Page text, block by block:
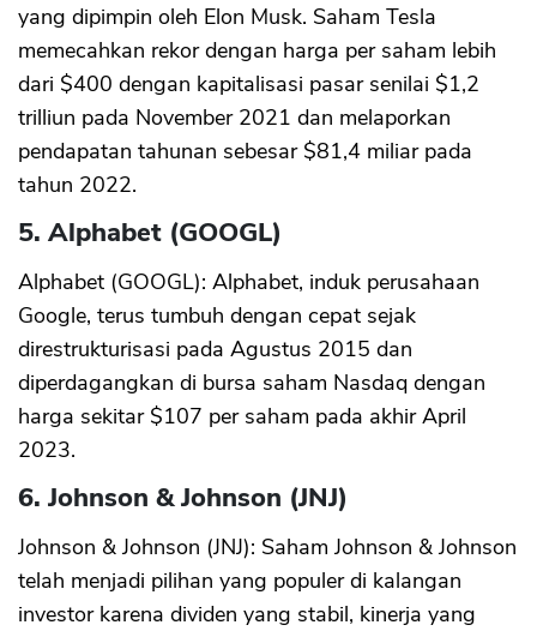
yang dipimpin oleh Elon Musk. Saham Tesla
memecahkan rekor dengan harga per saham lebih
dari $400 dengan kapitalisasi pasar senilai $1,2
trilliun pada November 2021 dan melaporkan
pendapatan tahunan sebesar $81,4 miliar pada
tahun 2022.
5. Alphabet (GOOGL)
Alphabet (GOOGL): Alphabet, induk perusahaan
Google, terus tumbuh dengan cepat sejak
direstrukturisasi pada Agustus 2015 dan
diperdagangkan di bursa saham Nasdaq dengan
harga sekitar $107 per saham pada akhir April
2023.
6. Johnson & Johnson (JNJ)
Johnson & Johnson (JNJ): Saham Johnson & Johnson
telah menjadi pilihan yang populer di kalangan
investor karena dividen yang stabil, kinerja yang